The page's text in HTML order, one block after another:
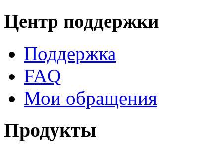
Центр поддержки
Поддержка
FAQ
Мои обращения
Продукты